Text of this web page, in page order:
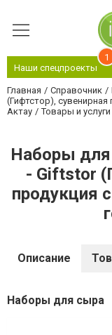
Наши спецпроекты
1
Главная Справочник
(Гифтстор), сувенирная
Актау
Товары и услуги
Наборы для
- Giftstor
продукция
Описание
Наборы для сыра